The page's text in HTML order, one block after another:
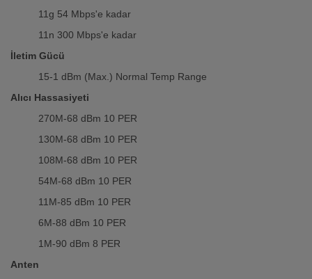
11g 54 Mbps'e kadar
11n 300 Mbps'e kadar
İletim Gücü
15-1 dBm (Max.) Normal Temp Range
Alıcı Hassasiyeti
270M-68 dBm 10 PER
130M-68 dBm 10 PER
108M-68 dBm 10 PER
54M-68 dBm 10 PER
11M-85 dBm 10 PER
6M-88 dBm 10 PER
1M-90 dBm 8 PER
Anten